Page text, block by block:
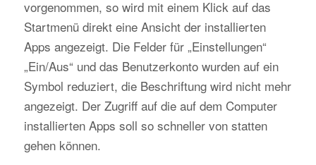
vorgenommen, so wird mit einem Klick auf das
Startmenü direkt eine Ansicht der installierten
Apps angezeigt. Die Felder für „Einstellungen“
„Ein/Aus“ und das Benutzerkonto wurden auf ein
Symbol reduziert, die Beschriftung wird nicht mehr
angezeigt. Der Zugriff auf die auf dem Computer
installierten Apps soll so schneller von statten
gehen können.